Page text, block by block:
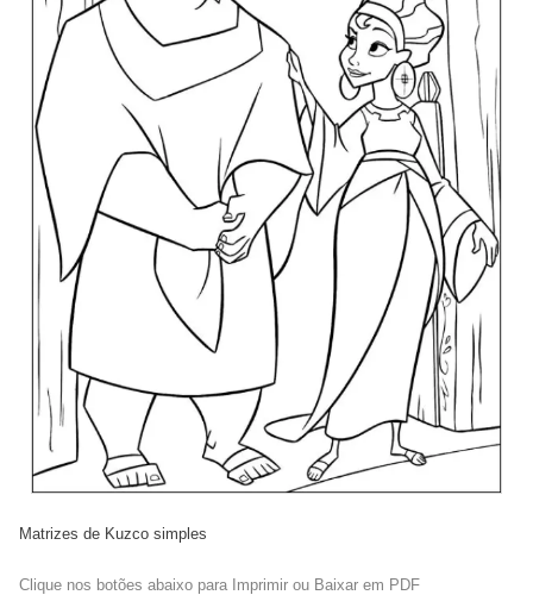
Matrizes de Kuzco simples
Clique nos botões abaixo para Imprimir ou Baixar em PDF